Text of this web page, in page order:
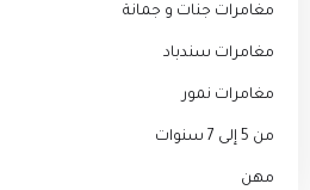
مغامرات جنات و جمانة
مغامرات سندباد
مغامرات نمور
من 5 إلى 7 سنوات
مهن